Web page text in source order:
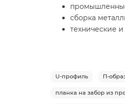
сборка
технические
U-профиль П-
планка на забор из